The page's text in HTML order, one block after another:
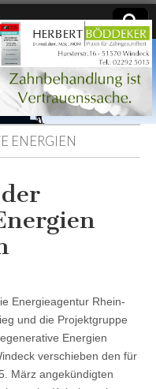
ENERGIEN
Energieagentur Rhein-
und die Projektgruppe
Energien
verschieben den für
März angekündigten